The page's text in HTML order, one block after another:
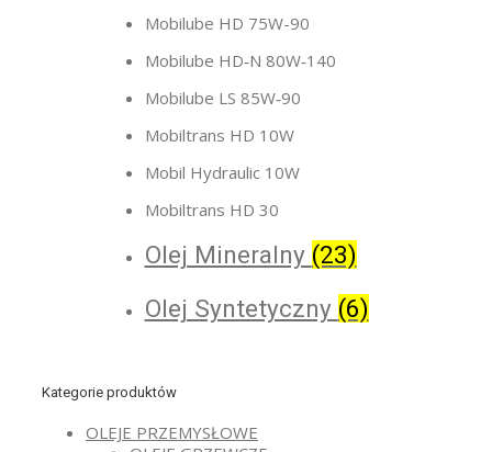
Mobilube HD 75W-90
Mobilube HD‑N 80W‑140
Mobilube LS 85W‑90
Mobiltrans HD 10W
Mobil Hydraulic 10W
Mobiltrans HD 30
Olej Mineralny (23)
Olej Syntetyczny (6)
Kategorie produktów
OLEJE PRZEMYSŁOWE